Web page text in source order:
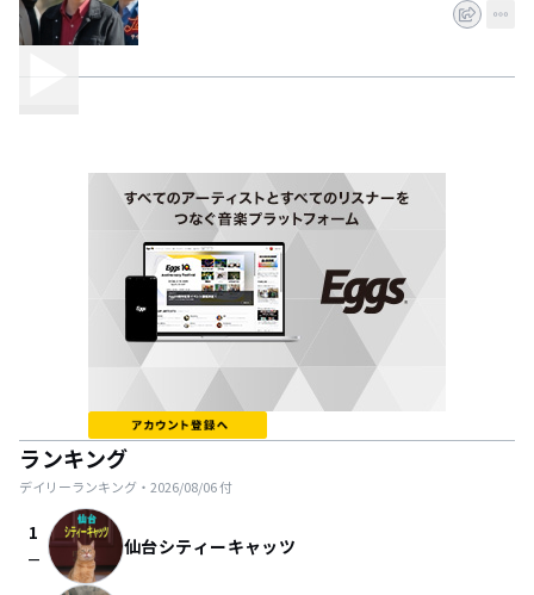
ランキング
デイリーランキング・ 2026/08/06付
1
check_indeterminate_small 仙台シティーキャッツ